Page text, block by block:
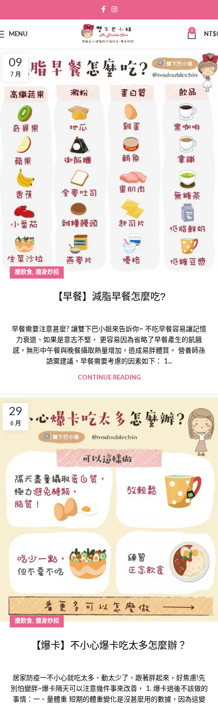
MENU
0
NT$
09
7 月
瘦飲食, 瘦身妙招
【早餐】減脂早餐怎麼吃?
早餐需要注意甚麼? 讓雙下巴小姐來告訴你~ 不吃早餐容易讓記憶
力衰退、如果是意志不堅， 更容易因為省略了早餐產生的飢餓
感，無形中午餐與晚餐攝取熱量增加，造成易胖體質。 營養師孫
語霙建議，早餐需要考慮的因素如下： 1...
CONTINUE READING
29
6 月
瘦飲食, 瘦身妙招
【爆卡】不小心爆卡吃太多怎麼辦？
居家防疫一不小心就吃太多、動太少了，跟著胖起來，好焦慮!先
別怕變胖~爆卡隔天可以注意幾件事來改善， 1. 爆卡過後不該做的
事情：一、量體重 短期的體重變化是沒甚麼用的數據，因為這變